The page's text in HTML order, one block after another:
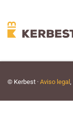
© Kerbest · Aviso legal ,